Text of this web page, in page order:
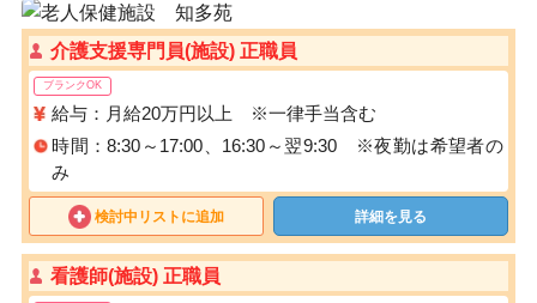
介護支援専門員(施設) 正職員
ブランクOK
給与：月給20万円以上 ※一律手当含む
時間：8:30～17:00、16:30～翌9:30 ※夜勤は希望者の
み
検討中リストに追加 詳細を見る
看護師(施設) 正職員